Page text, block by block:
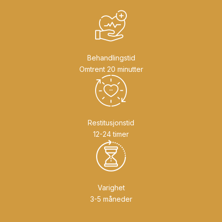
Behandlingstid
Omtrent 20 minutter
Restitusjonstid
12-24 timer
Varighet
3-5 måneder